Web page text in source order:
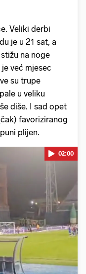
Veliki derbi
je u 21 sat, a
stižu na noge
već mjesec
su trupe
u veliku
diše. I sad opet
favoriziranog
plijen.
02:00